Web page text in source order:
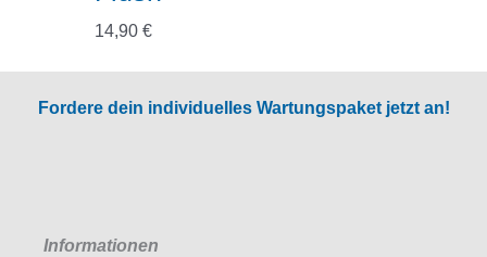
14,90 €
Fordere dein individuelles Wartungspaket jetzt an!
Informationen